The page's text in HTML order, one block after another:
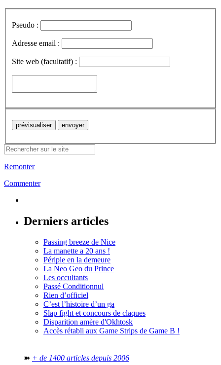
Pseudo :
Adresse email :
Site web (facultatif) :
Remonter
Commenter
Derniers articles
Passing breeze de Nice
La manette a 20 ans !
Périple en la demeure
La Neo Geo du Prince
Les occultants
Passé Conditionnul
Rien d’officiel
C’est l’histoire d’un ga
Slap fight et concours de claques
Disparition amère d'Okhtosk
Accès rétabli aux Game Strips de Game B !
➽ + de 1400 articles depuis 2006